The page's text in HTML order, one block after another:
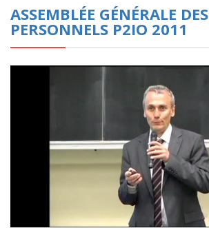
ASSEMBLÉE GÉNÉRALE DES
PERSONNELS P2IO 2011